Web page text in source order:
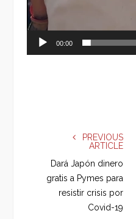
00:00
PREVIOUS
ARTICLE
Dará Japón dinero
gratis a Pymes para
resistir crisis por
Covid-19